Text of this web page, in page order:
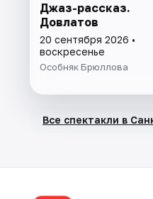
Джаз-рассказ.
Довлатов
20 сентября 2026 •
воскресенье
Особняк Брюллова
Все спектакли в